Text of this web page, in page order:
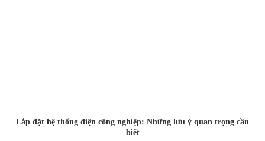
Lắp đặt hệ thống điện công nghiệp: Những lưu ý quan trọng cần
biết